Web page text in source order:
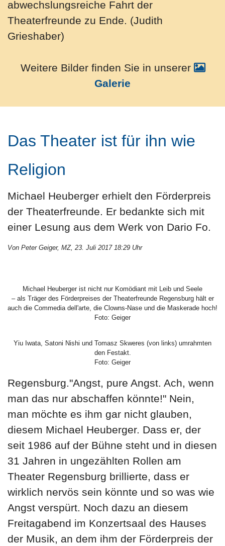
abwechslungsreiche Fahrt der
Theaterfreunde zu Ende. (Judith
Grieshaber)
Weitere Bilder finden Sie in unserer
Galerie
Das Theater ist für ihn wie
Religion
Michael Heuberger erhielt den Förderpreis
der Theaterfreunde. Er bedankte sich mit
einer Lesung aus dem Werk von Dario Fo.
Von Peter Geiger, MZ, 23. Juli 2017 18:29 Uhr
Michael Heuberger ist nicht nur Komödiant mit Leib und Seele
– als Träger des Förderpreises der Theaterfreunde Regensburg hält er
auch die Commedia dell'arte, die Clowns-Nase und die Maskerade hoch!
Foto: Geiger
Yiu Iwata, Satoni Nishi und Tomasz Skweres (von links) umrahmten
den Festakt.
Foto: Geiger
Regensburg."Angst, pure Angst. Ach, wenn
man das nur abschaffen könnte!" Nein,
man möchte es ihm gar nicht glauben,
diesem Michael Heuberger. Dass er, der
seit 1986 auf der Bühne steht und in diesen
31 Jahren in ungezählten Rollen am
Theater Regensburg brillierte, dass er
wirklich nervös sein könnte und so was wie
Angst verspürt. Noch dazu an diesem
Freitagabend im Konzertsaal des Hauses
der Musik, an dem ihm der Förderpreis der